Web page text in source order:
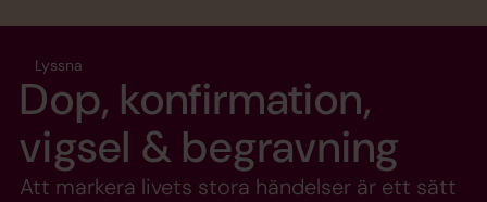
Lyssna
Dop, konfirmation,
vigsel & begravning
Att markera livets stora händelser är ett sätt